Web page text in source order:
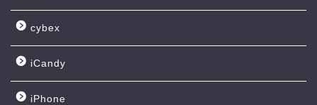
cybex
iCandy
iPhone